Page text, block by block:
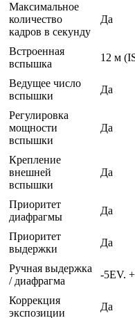
Максимальное
количество
кадров в секунду
Да
Встроенная
вспышка
12 м
Ведущее число
вспышки
Да
Регулировка
мощности
вспышки
Да
Крепление
внешней
вспышки
Да
Приоритет
диафрагмы
Да
Приоритет
выдержки
Да
Ручная выдержка
/ диафрагма
-5EV.
Коррекция
экспозиции
Да